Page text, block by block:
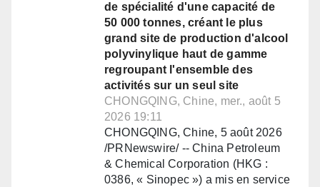
de spécialité d'une capacité de
50 000 tonnes, créant le plus
grand site de production d'alcool
polyvinylique haut de gamme
regroupant l'ensemble des
activités sur un seul site
CHONGQING, Chine, mer., août 5
2026 19:11
CHONGQING, Chine, 5 août 2026
/PRNewswire/ -- China Petroleum
& Chemical Corporation (HKG :
0386, « Sinopec ») a mis en service